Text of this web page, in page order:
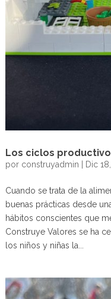
Los ciclos
por construyadmin Dic
Cuando se trata de la
buenas prácticas desde
hábitos conscientes que
Construye Valores se ha
los niños y niñas la...